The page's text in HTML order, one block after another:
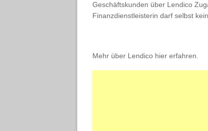
Geschäftskunden über Lendico
Finanzdienstleisterin darf selbst
Mehr über Lendico hier erfahren.